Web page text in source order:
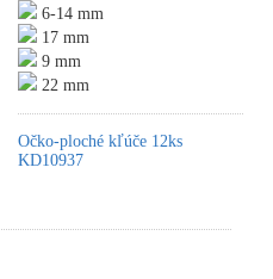
6-14 mm
17 mm
9 mm
22 mm
Očko-ploché kľúče 12ks
KD10937